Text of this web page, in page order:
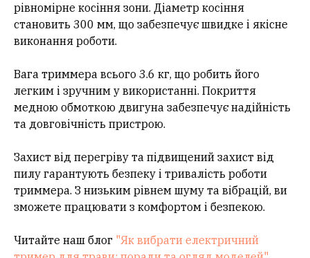
рівномірне косіння зони. Діаметр косіння
становить 300 мм, що забезпечує швидке і якісне
виконання роботи.
Вага триммера всього 3.6 кг, що робить його
легким і зручним у використанні. Покриття
медною обмоткою двигуна забезпечує надійність
та довговічність пристрою.
Захист від перегріву та підвищений захист від
пилу гарантують безпеку і тривалість роботи
триммера. З низьким рівнем шуму та вібрацій, ви
зможете працювати з комфортом і безпекою.
Читайте наш блог "Як вибрати електричний